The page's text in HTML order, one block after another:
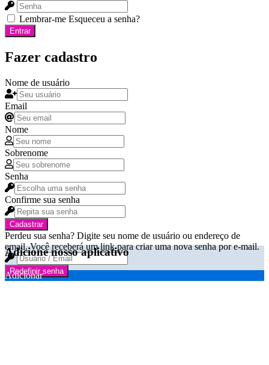
Lembrar-me Esqueceu a senha?
Entrar
Fazer cadastro
Nome de usuário
Email
Nome
Sobrenome
Senha
Confirme sua senha
Cadastrar
Perdeu sua senha? Digite seu nome de usuário ou endereço de
email. Você receberá um link para criar uma nova senha por e-mail.
Redefinir senha
Adicione nosso aplicativo
Adicionar